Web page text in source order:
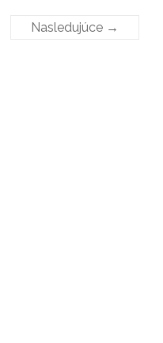
Nasledujúce →